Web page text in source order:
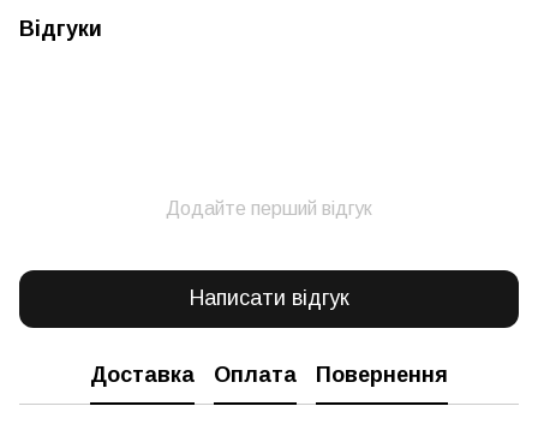
Відгуки
Додайте перший відгук
Написати відгук
Доставка Оплата Повернення